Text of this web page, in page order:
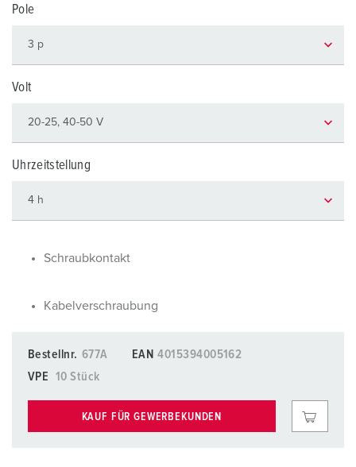
Pole
Volt
Uhrzeitstellung
Schraubkontakt
Kabelverschraubung
Bestellnr. 677A EAN 4015394005162
VPE
10 Stück
KAUF FÜR GEWERBEKUNDEN